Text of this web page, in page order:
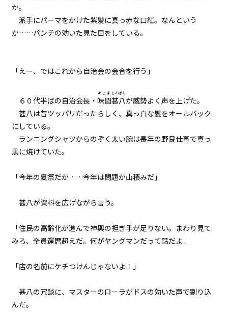
015
016
延長
017
健康ランドにて
018
019
野外調査
異聞：枕木苗の冒険
022
か。
派手にパーマをかけた紫髪に真っ赤な口紅。なんという
か……パンチの効いた見た目をしている。
「えー、ではこれから自治会の会合を行う」
６０代半ばの自治会長・ 味間
あじま
甚八
じんぱち
が威勢よく声を上げた。
甚八は昔ツッパリだったらしく、真っ白な髪をオールバック
にしている。
ランニングシャツからのぞく太い腕は長年の野良仕事で真っ
黒に焼けていた。
「今年の夏祭だが……今年は問題が山積みだ」
甚八が資料を広げながら言う。
「住民の高齢化が進んで神輿の担ぎ手が足りない。まわり見て
みろ、全員還暦超えだ。何がヤングマンだって話だよ」
「店の名前にケチつけんじゃないよ！」
甚八の冗談に、マスターのローラがドスの効いた声で割り込
んだ。